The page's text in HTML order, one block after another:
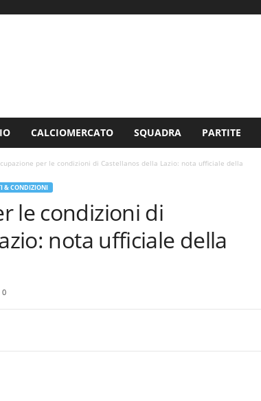
CALCIOMERCATO SQUADRA PARTITE
per le condizioni di Castellanos della Lazio: nota ufficiale della
& CONDIZIONI
le condizioni di
nota ufficiale della
0